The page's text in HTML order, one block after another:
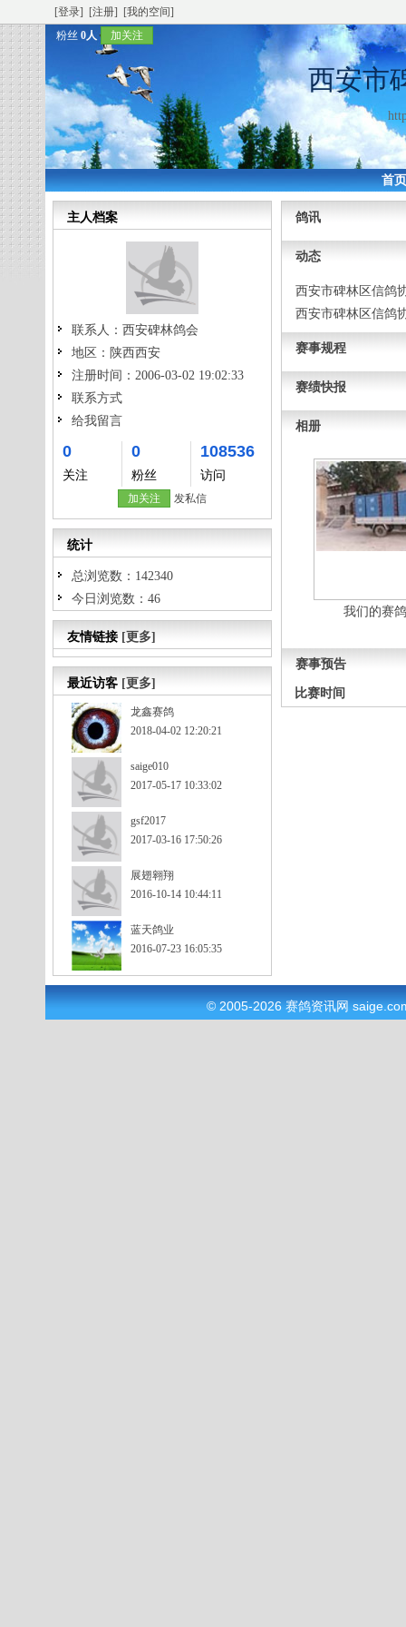
[登录] [注册]
[我的空间]
粉丝 0人 加关注
西安市
首
主人档案
联系人： 西安碑林鸽会
地区： 陕西西安
注册时间： 2006-03-02 19:02:33
联系方式
给我留言
0
关注
0
粉丝
108536
访问
加关注 发私信
统计
总浏览数：142340
今日浏览数：46
友情链接 [更多]
最近访客 [更多]
龙鑫赛鸽
2018-04-02 12:20:21
saige010
2017-05-17 10:33:02
gsf2017
2017-03-16 17:50:26
展翅翱翔
2016-10-14 10:44:11
蓝天鸽业
2016-07-23 16:05:35
鸽讯
动态
西安市碑林区信鸽
西安市碑林区信鸽
赛事规程
赛绩快报
相册
我们的赛
赛事预告
比赛时间
© 2005-2026 赛鸽资讯网